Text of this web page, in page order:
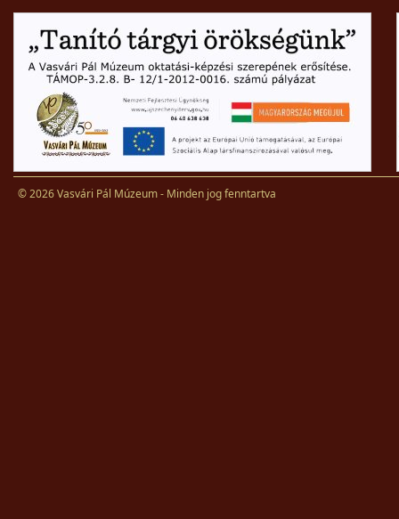
© 2026 Vasvári Pál Múzeum - Minden jog fenntartva